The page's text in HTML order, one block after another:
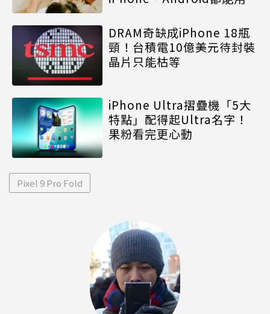
DRAM奇缺成iPhone 18瓶
頸！台積電10億美元待封裝
晶片只能枯等
iPhone Ultra摺疊機「5大
特點」配得起Ultra名字！
果粉看完更心動
Pixel 9 Pro Fold